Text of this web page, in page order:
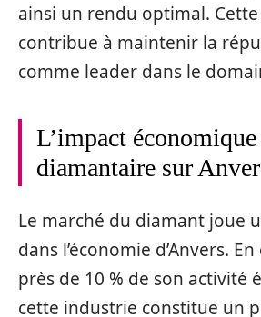
ainsi un rendu optimal.
contribue à maintenir la
comme leader dans le
L’impact
diamantaire sur
Le marché du diamant joue
dans l’économie d’Anvers.
près de 10 % de son activité
cette industrie constitue un